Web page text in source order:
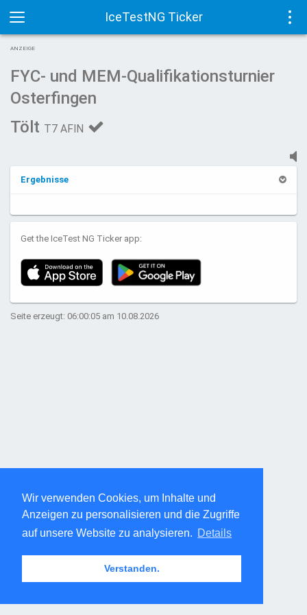
Wir verwenden Cookies, um Inhalte und
Anzeigen zu personalisieren und die Zugriffe
auf unsere Website zu analysieren. Details
Verstanden.
IceTestNG Ticker
Toggle
navigation
ANZEIGE
FYC- und MEM-Qualifikationsturnier
Osterfingen
Tölt T7 AFIN
Ergebnisse
Get the IceTest NG Ticker app:
Seite erzeugt: 06:00:05 am 10.08.2026